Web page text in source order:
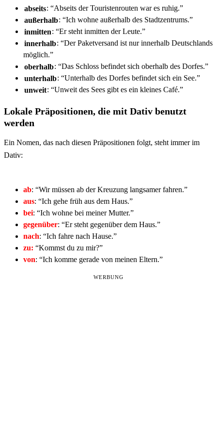
abseits: “Abseits der Touristenrouten war es ruhig.”
außerhalb: “Ich wohne außerhalb des Stadtzentrums.”
inmitten: “Er steht inmitten der Leute.”
innerhalb: “Der Paketversand ist nur innerhalb Deutschlands
möglich.”
oberhalb: “Das Schloss befindet sich oberhalb des Dorfes.”
unterhalb: “Unterhalb des Dorfes befindet sich ein See.”
unweit: “Unweit des Sees gibt es ein kleines Café.”
Lokale Präpositionen, die mit Dativ benutzt
werden
Ein Nomen, das nach diesen Präpositionen folgt, steht immer im
Dativ:
ab: “Wir müssen ab der Kreuzung langsamer fahren.”
aus: “Ich gehe früh aus dem Haus.”
bei: “Ich wohne bei meiner Mutter.”
gegenüber: “Er steht gegenüber dem Haus.”
nach: “Ich fahre nach Hause.”
zu: “Kommst du zu mir?”
von: “Ich komme gerade von meinen Eltern.”
WERBUNG